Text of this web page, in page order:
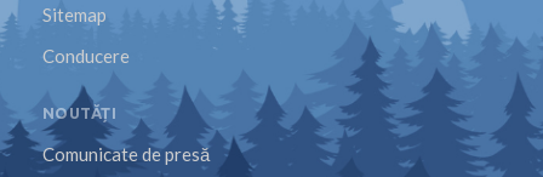
Sitemap
Conducere
NOUTĂȚI
Comunicate de presă